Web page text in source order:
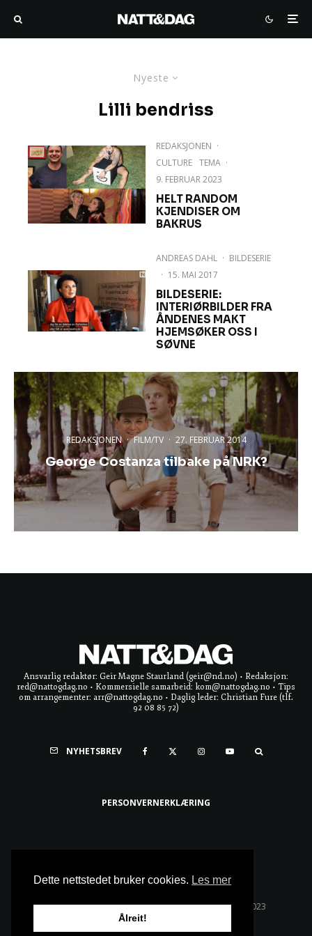
Nyeste
Lilli bendriss
REDAKSJONEN ·
CULTURE TEMA ·
9. FEBRUAR 2023
HELT RANDOM
KJENDISER OM
BAKRUS
ANDREAS DAHL · BILDESERIE
· 15. MAI 2017
BILDESERIE:
INTERIØRBILDER FRA
ÅNDENES MAKT
HJEMSØKER OSS I
SØVNE
REDAKSJONEN · FILM/TV · 27. FEBRUAR 2014
George Costanza tilbake på NRK?
Ansvarlig redaktør: Geir Magne Staurland (geir@nd.no) • Redaksjon:
red@nattogdag.no • Kommersielle samarbeid: kom@nattogdag.no • Tips
om arrangementer: arr@nattogdag.no • Daglig leder: Christian Fure (tlf.
92 08 85 72)
NYHETSBREV
PERSONVERNERKLÆRING
Alle rettigheter reservert • Copyright © Natt & Dag 2023
Dette nettstedet bruker cookies. Les mer
Ålreit!